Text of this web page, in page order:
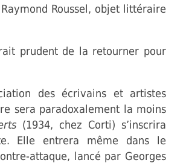
Roussel, objet littéraire
prudent de la retourner pour
des écrivains et artistes
sera paradoxalement la moins
(1934, chez Corti) s’inscrira
Elle entrera même dans le
attaque, lancé par Georges